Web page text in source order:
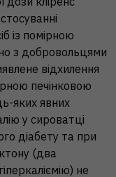
із помірною
з добровольцями
відхилення
печінковою
яких явних
у сироватці
діабету та при
(два
не